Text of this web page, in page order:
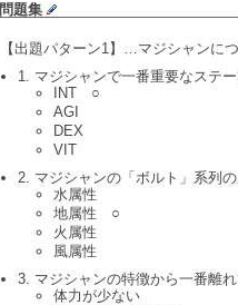
問題集
【出題パターン1】…マジシャンに
1. マジシャンで一番重要なステ
INT ○
AGI
DEX
VIT
2. マジシャンの「ボルト」系列
水属性
地属性 ○
火属性
風属性
3. マジシャンの特徴から一番離れ
体力が少ない